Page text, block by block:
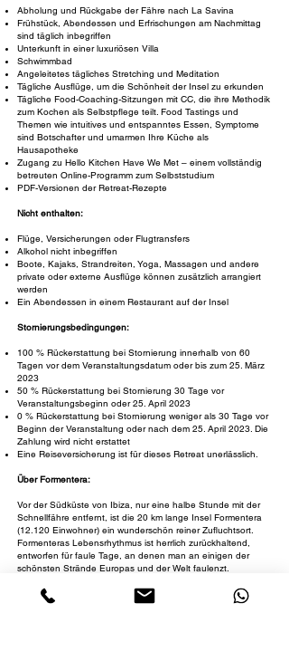
Abholung und Rückgabe der Fähre nach La Savina
Frühstück, Abendessen und Erfrischungen am Nachmittag
sind täglich inbegriffen
Unterkunft in einer luxuriösen Villa
Schwimmbad
Angeleitetes tägliches Stretching und Meditation
Tägliche Ausflüge, um die Schönheit der Insel zu erkunden
Tägliche Food-Coaching-Sitzungen mit CC, die ihre Methodik
zum Kochen als Selbstpflege teilt. Food Tastings und
Themen wie intuitives und entspanntes Essen, Symptome
sind Botschafter und umarmen Ihre Küche als
Hausapotheke
Zugang zu Hello Kitchen Have We Met – einem vollständig
betreuten Online-Programm zum Selbststudium
PDF-Versionen der Retreat-Rezepte
Nicht enthalten:
Flüge, Versicherungen oder Flugtransfers
Alkohol nicht inbegriffen
Boote, Kajaks, Strandreiten, Yoga, Massagen und andere
private oder externe Ausflüge können zusätzlich arrangiert
werden
Ein Abendessen in einem Restaurant auf der Insel
Stornierungsbedingungen:
100 % Rückerstattung bei Stornierung innerhalb von 60
Tagen vor dem Veranstaltungsdatum oder bis zum 25. März
2023
50 % Rückerstattung bei Stornierung 30 Tage vor
Veranstaltungsbeginn oder 25. April 2023
0 % Rückerstattung bei Stornierung weniger als 30 Tage vor
Beginn der Veranstaltung oder nach dem 25. April 2023. Die
Zahlung wird nicht erstattet
Eine Reiseversicherung ist für dieses Retreat unerlässlich.
Über Formentera:
Vor der Südküste von Ibiza, nur eine halbe Stunde mit der
Schnellfähre entfernt, ist die 20 km lange Insel Formentera
(12.120 Einwohner) ein wunderschön reiner Zufluchtsort.
Formenteras Lebensrhythmus ist herrlich zurückhaltend,
entworfen für faule Tage, an denen man an einigen der
schönsten Strände Europas und der Welt faulenzt.
Wie kommt man nach Formentera: